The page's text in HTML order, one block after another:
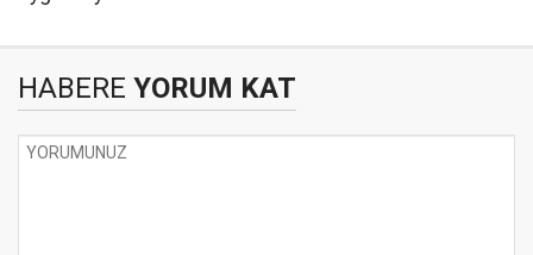
HABERE YORUM KAT